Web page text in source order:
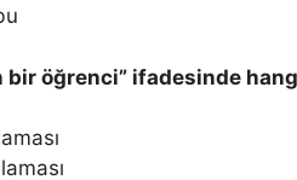
bir öğrenci” ifadesinde